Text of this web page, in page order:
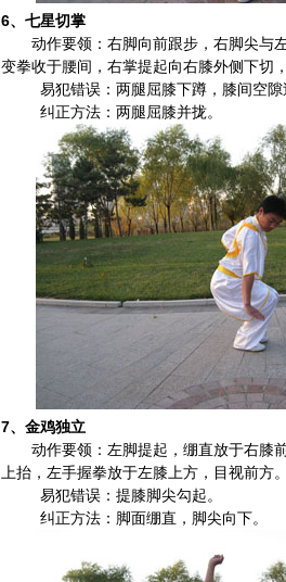
6、 七星切掌
动作要领：右脚向前跟步，右脚尖与
变拳收于腰间，右掌提起向右膝外侧下切
易犯错误：两腿屈膝下蹲，膝间空隙
纠正方法：两腿屈膝并拢。
7、 金鸡独立
动作要领：左脚提起，绷直放于右膝
上抬，左手握拳放于左膝上方，目视前方。
易犯错误：提膝脚尖勾起。
纠正方法：脚面绷直，脚尖向下。